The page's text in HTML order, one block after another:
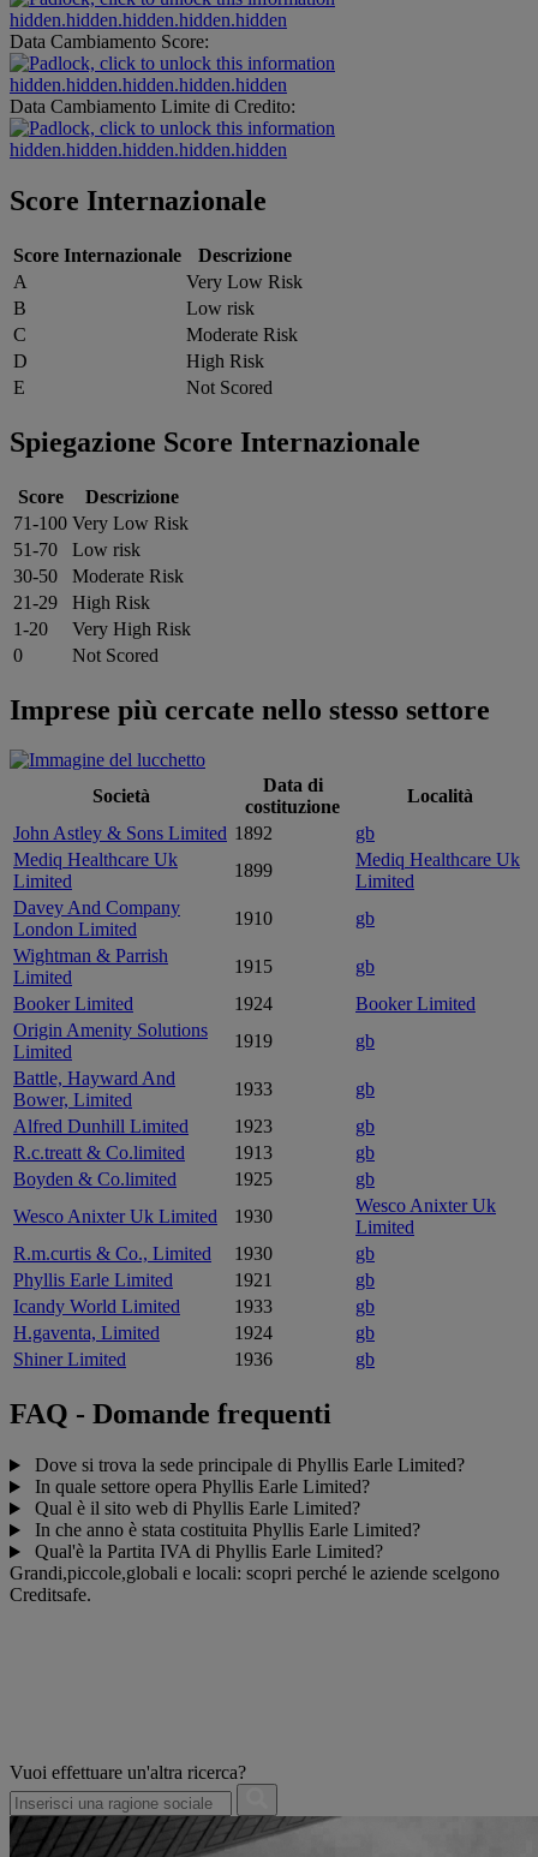
hidden.hidden.hidden.hidden.hidden
Data Cambiamento Score:
hidden.hidden.hidden.hidden.hidden
Data Cambiamento Limite di Credito:
hidden.hidden.hidden.hidden.hidden
Score Internazionale
Score Internazionale
Descrizione
A
Very Low Risk
B
Low risk
C
Moderate Risk
D
High Risk
E
Not Scored
Spiegazione Score Internazionale
Score
Descrizione
71-100 Very Low Risk
51-70
Low risk
30-50
Moderate Risk
21-29
High Risk
1-20
Very High Risk
0
Not Scored
Imprese più cercate nello stesso settore
Società
Data di
costituzione
Località
John Astley & Sons Limited 1892
gb
Mediq Healthcare Uk
Limited
1899
Mediq Healthcare Uk
Limited
Davey And Company
London Limited
1910
gb
Wightman & Parrish
Limited
1915
gb
Booker Limited
1924
Booker Limited
Origin Amenity Solutions
Limited
1919
gb
Battle, Hayward And
Bower, Limited
1933
gb
Alfred Dunhill Limited
1923
gb
R.c.treatt & Co.limited
1913
gb
Boyden & Co.limited
1925
gb
Wesco Anixter Uk Limited
1930
Wesco Anixter Uk
Limited
R.m.curtis & Co., Limited
1930
gb
Phyllis Earle Limited
1921
gb
Icandy World Limited
1933
gb
H.gaventa, Limited
1924
gb
Shiner Limited
1936 gb
FAQ - Domande frequenti
Dove si trova la sede principale di Phyllis Earle Limited?
In quale settore opera Phyllis Earle Limited?
Qual è il sito web di Phyllis Earle Limited?
In che anno è stata costituita Phyllis Earle Limited?
Qual'è la Partita IVA di Phyllis Earle Limited?
Grandi,piccole,globali e locali: scopri perché le aziende scelgono
Creditsafe.
Vuoi effettuare un'altra ricerca?